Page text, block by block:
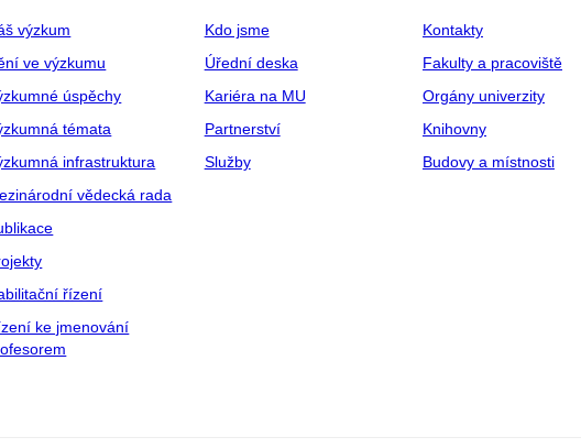
výzkum
ve výzkumu
úspěchy
témata
infrastruktura
vědecká rada
řízení
ke jmenování
Kdo jsme
Úřední deska
Kariéra na MU
Partnerství
Služby
Kontakty
Fakulty a pracoviště
Orgány univerzity
Knihovny
Budovy a místnosti